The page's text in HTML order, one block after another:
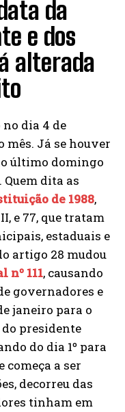
da
e dos
alterada
no dia 4 de
Já se houver
último domingo
Quem dita as
de 1988,
e 77, que tratam
estaduais e
artigo 28 mudou
nº 111, causando
governadores e
janeiro para o
do presidente
do dia 1º para
começa a ser
decorreu das
tinham em